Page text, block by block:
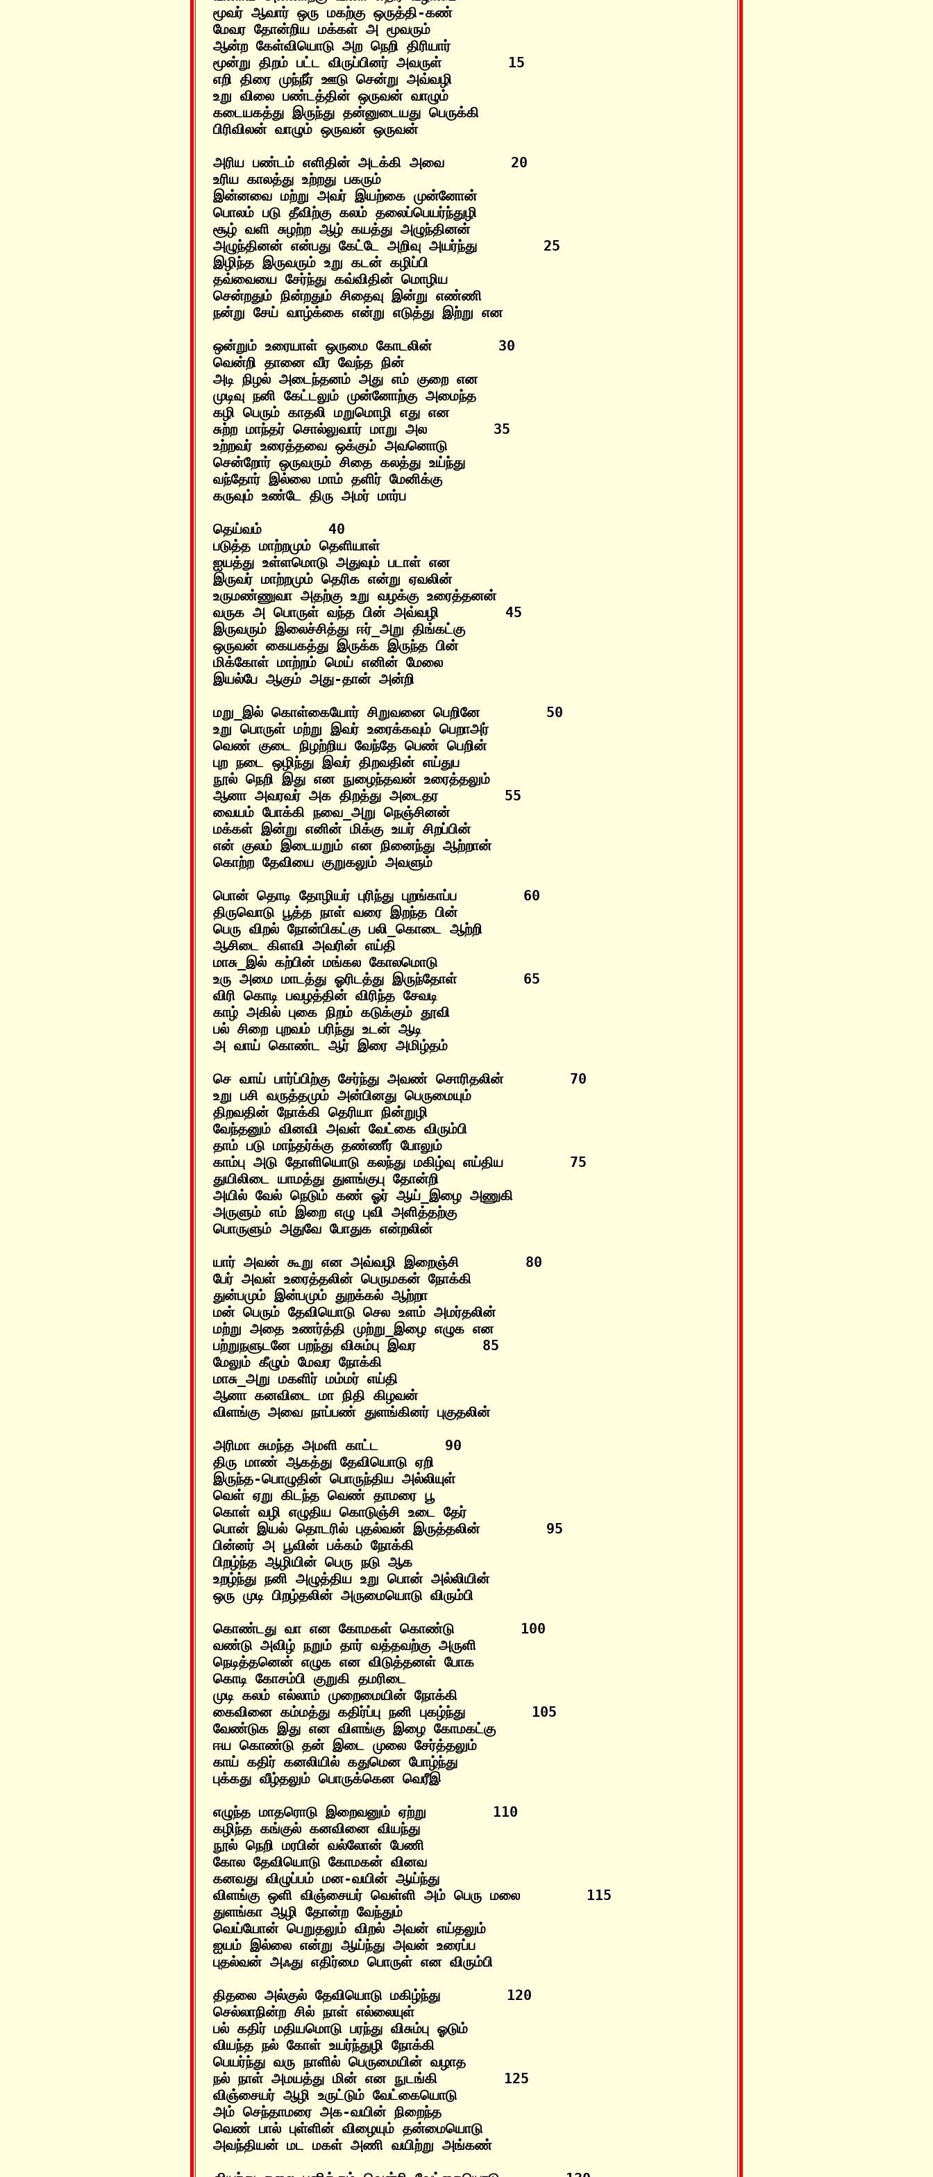
மூவர் ஆவார் ஒரு மகற்கு ஒருத்தி-கண்
மேவர தோன்றிய மக்கள் அ மூவரும்
ஆன்ற கேள்வியொடு அற நெறி திரியார்
மூன்று திறம் பட்ட விருப்பினர் அவருள்        15
எறி திரை முந்நீர் ஊடு சென்று அவ்வழி
உறு விலை பண்டத்தின் ஒருவன் வாழும்
கடையகத்து இருந்து தன்னுடையது பெருக்கி
அரிய பண்டம் எளிதின் அடக்கி அவை        20
உரிய காலத்து உற்றது பகரும்
இன்னவை மற்று அவர் இயற்கை முன்னோன்
பொலம் படு தீவிற்கு கலம் தலைப்பெயர்ந்துழி
சூழ் வளி சுழற்ற ஆழ் கயத்து அழுந்தினன்
அழுந்தினன் என்பது கேட்டே அறிவு அயர்ந்து        25
இழிந்த இருவரும் உறு கடன் கழிப்பி
தவ்வையை சேர்ந்து கவ்விதின் மொழிய
சென்றதும் நின்றதும் சிதைவு இன்று எண்ணி
ஒன்றும் உரையாள் ஒருமை கோடலின்        30
வென்றி தானை வீர வேந்த நின்
அடி நிழல் அடைந்தனம் அது எம் குறை என
முடிவு நனி கேட்டலும் முன்னோற்கு அமைந்த
கழி பெரும் காதலி மறுமொழி எது என
சுற்ற மாந்தர் சொல்லுவார் மாறு அல        35
உற்றவர் உரைத்தவை ஒக்கும் அவனொடு
சென்றோர் ஒருவரும் சிதை கலத்து உய்ந்து
வந்தோர் இல்லை மாம் தளிர் மேனிக்கு
தெய்வம்        40
படுத்த மாற்றமும் தெளியாள்
ஐயத்து உள்ளமொடு அதுவும் படாள் என
இருவர் மாற்றமும் தெரிக என்று ஏவலின்
உருமண்ணுவா அதற்கு உறு வழக்கு உரைத்தனன்
வருக அ பொருள் வந்த பின் அவ்வழி        45
இருவரும் இலைச்சித்து ஈர்_அறு திங்கட்கு
ஒருவன் கையகத்து இருக்க இருந்த பின்
மிக்கோள் மாற்றம் மெய் எனின் மேலை
மறு_இல் கொள்கையோர் சிறுவனை பெறினே        50
உறு பொருள் மற்று இவர் உரைக்கவும் பெறாஅர்
வெண் குடை நிழற்றிய வேந்தே பெண் பெறின்
புற நடை ஒழிந்து இவர் திறவதின் எய்துப
நூல் நெறி இது என நுழைந்தவன் உரைத்தலும்
ஆனா அவரவர் அக திறத்து அடைதர        55
வையம் போக்கி நவை_அறு நெஞ்சினன்
மக்கள் இன்று எனின் மிக்கு உயர் சிறப்பின்
என் குலம் இடையறும் என நினைந்து ஆற்றான்
பொன் தொடி தோழியர் புரிந்து புறங்காப்ப        60
திருவொடு பூத்த நாள் வரை இறந்த பின்
பெரு விறல் நோன்பிகட்கு பலி_கொடை ஆற்றி
ஆசிடை கிளவி அவரின் எய்தி
மாசு_இல் கற்பின் மங்கல கோலமொடு
உரு அமை மாடத்து ஓரிடத்து இருந்தோள்        65
விரி கொடி பவழத்தின் விரிந்த சேவடி
காழ் அகில் புகை நிறம் கடுக்கும் தூவி
பல் சிறை புறவம் பரிந்து உடன் ஆடி
செ வாய் பார்ப்பிற்கு சேர்ந்து அவண் சொரிதலின்        70
உறு பசி வருத்தமும் அன்பினது பெருமையும்
திறவதின் நோக்கி தெரியா நின்றுழி
வேந்தனும் வினவி அவள் வேட்கை விரும்பி
தாம் படு மாந்தர்க்கு தண்ணீர் போலும்
காம்பு அடு தோளியொடு கலந்து மகிழ்வு எய்திய        75
துயிலிடை யாமத்து துளங்குபு தோன்றி
அயில் வேல் நெடும் கண் ஓர் ஆய்_இழை அணுகி
அருளும் எம் இறை எழு புவி அளித்தற்கு
யார் அவன் கூறு என அவ்வழி இறைஞ்சி        80
பேர் அவள் உரைத்தலின் பெருமகன் நோக்கி
துன்பமும் இன்பமும் துறக்கல் ஆற்றா
மன் பெரும் தேவியொடு செல உளம் அமர்தலின்
மற்று அதை உணர்த்தி முற்று_இழை எழுக என
பற்றுநளுடனே பறந்து விசும்பு இவர        85
மேலும் கீழும் மேவர நோக்கி
மாசு_அறு மகளிர் மம்மர் எய்தி
ஆனா கனவிடை மா நிதி கிழவன்
அரிமா சுமந்த அமளி காட்ட        90
திரு மாண் ஆகத்து தேவியொடு ஏறி
இருந்த-பொழுதின் பொருந்திய அல்லியுள்
வெள் ஏறு கிடந்த வெண் தாமரை பூ
கொள் வழி எழுதிய கொடுஞ்சி உடை தேர்
பொன் இயல் தொடரில் புதல்வன் இருத்தலின்        95
பின்னர் அ பூவின் பக்கம் நோக்கி
பிறழ்ந்த ஆழியின் பெரு நடு ஆக
உறழ்ந்து நனி அழுத்திய உறு பொன் அல்லியின்
கொண்டது வா என கோமகள் கொண்டு        100
வண்டு அவிழ் நறும் தார் வத்தவற்கு அருளி
நெடித்தனென் எழுக என விடுத்தனள் போக
கொடி கோசம்பி குறுகி தமரிடை
முடி கலம் எல்லாம் முறைமையின் நோக்கி
கைவினை கம்மத்து கதிர்ப்பு நனி புகழ்ந்து        105
வேண்டுக இது என விளங்கு இழை கோமகட்கு
ஈய கொண்டு தன் இடை முலை சேர்த்தலும்
காய் கதிர் கனலியில் கதுமென போழ்ந்து
எழுந்த மாதரொடு இறைவனும் ஏற்று        110
கழிந்த கங்குல் கனவினை வியந்து
நூல் நெறி மரபின் வல்லோன் பேணி
கோல தேவியொடு கோமகன் வினவ
கனவது விழுப்பம் மன-வயின் ஆய்ந்து
விளங்கு ஒளி விஞ்சையர் வெள்ளி அம் பெரு மலை        115
துளங்கா ஆழி தோன்ற வேந்தும்
வெய்யோன் பெறுதலும் விறல் அவன் எய்தலும்
ஐயம் இல்லை என்று ஆய்ந்து அவன் உரைப்ப
திதலை அல்குல் தேவியொடு மகிழ்ந்து        120
செல்லாநின்ற சில் நாள் எல்லையுள்
பல் கதிர் மதியமொடு பரந்து விசும்பு ஓடும்
வியந்த நல் கோள் உயர்ந்துழி நோக்கி
பெயர்ந்து வரு நாளில் பெருமையின் வழாத
நல் நாள் அமயத்து மின் என நுடங்கி        125
விஞ்சையர் ஆழி உருட்டும் வேட்கையொடு
அம் செந்தாமரை அக-வயின் நிறைந்த
வெண் பால் புள்ளின் விழையும் தன்மையொடு